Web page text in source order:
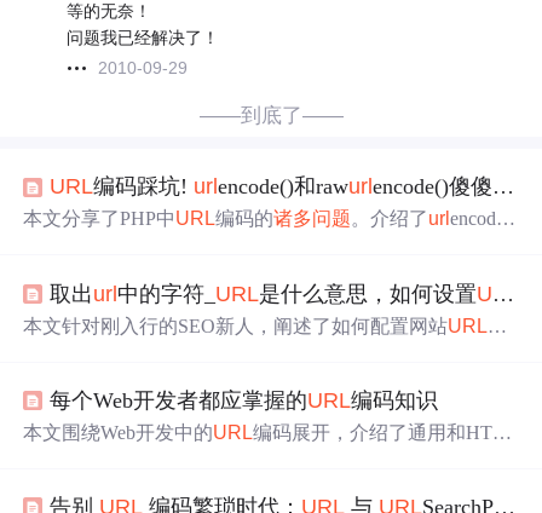
等的无奈！
问题我已经解决了！
2010-09-29
——到底了——
URL编码踩坑! urlencode()和rawurlencode()傻傻分不清楚?
本文分享了PHP中URL编码的诸多问题。介绍了urlencode()
览器兼容性等方面的坑，并给出相应解决方案，强调URL
编码是涉及多环节的系统工程。
取出url中的字符_ URL是什么意思，如何设置URL
本文针对刚入行的SEO新人，阐述了如何配置网站URL以
处理好URL配置相关性问题，如选伪静态、注意连字符
等。
每个Web开发者都应掌握的URL编码知识
本文围绕Web开发中的URL编码展开，介绍了通用和HTTP
RL 的正确方法，以及在Web应用各层次处理 URL编码问题
告别 URL 编码繁琐时代： URL 与 URLSearchParams 新标准详解